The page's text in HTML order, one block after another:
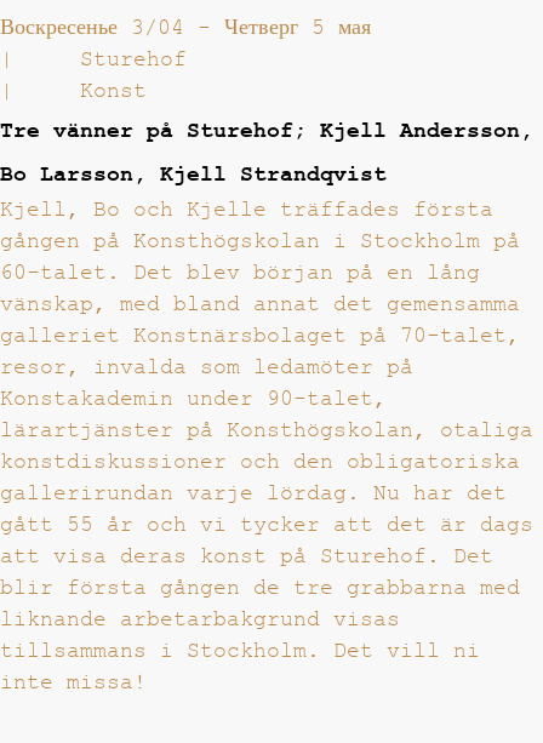
Воскресенье 3/04 - Четверг 5 мая
|
Sturehof
|
Konst
Tre vänner på Sturehof; Kjell Andersson,
Bo Larsson, Kjell Strandqvist
Kjell, Bo och Kjelle träffades första
gången på Konsthögskolan i Stockholm på
60-talet. Det blev början på en lång
vänskap, med bland annat det gemensamma
galleriet Konstnärsbolaget på 70-talet,
resor, invalda som ledamöter på
Konstakademin under 90-talet,
lärartjänster på Konsthögskolan, otaliga
konstdiskussioner och den obligatoriska
gallerirundan varje lördag. Nu har det
gått 55 år och vi tycker att det är dags
att visa deras konst på Sturehof. Det
blir första gången de tre grabbarna med
liknande arbetarbakgrund visas
tillsammans i Stockholm. Det vill ni
inte missa!